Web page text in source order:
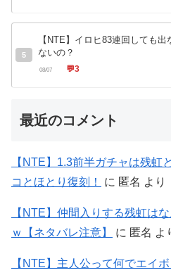
5
【NTE】イロヒ83連回しても
ないの？
08/07 💬3
最近のコメント
【NTE】1.3前半ガチャは残虹
コとほとり復刻！
に 匿名 より
【NTE】仲間入りする残虹は
ｗ【ネタバレ注意】
に 匿名 よ
【NTE】主人公って何でエイ